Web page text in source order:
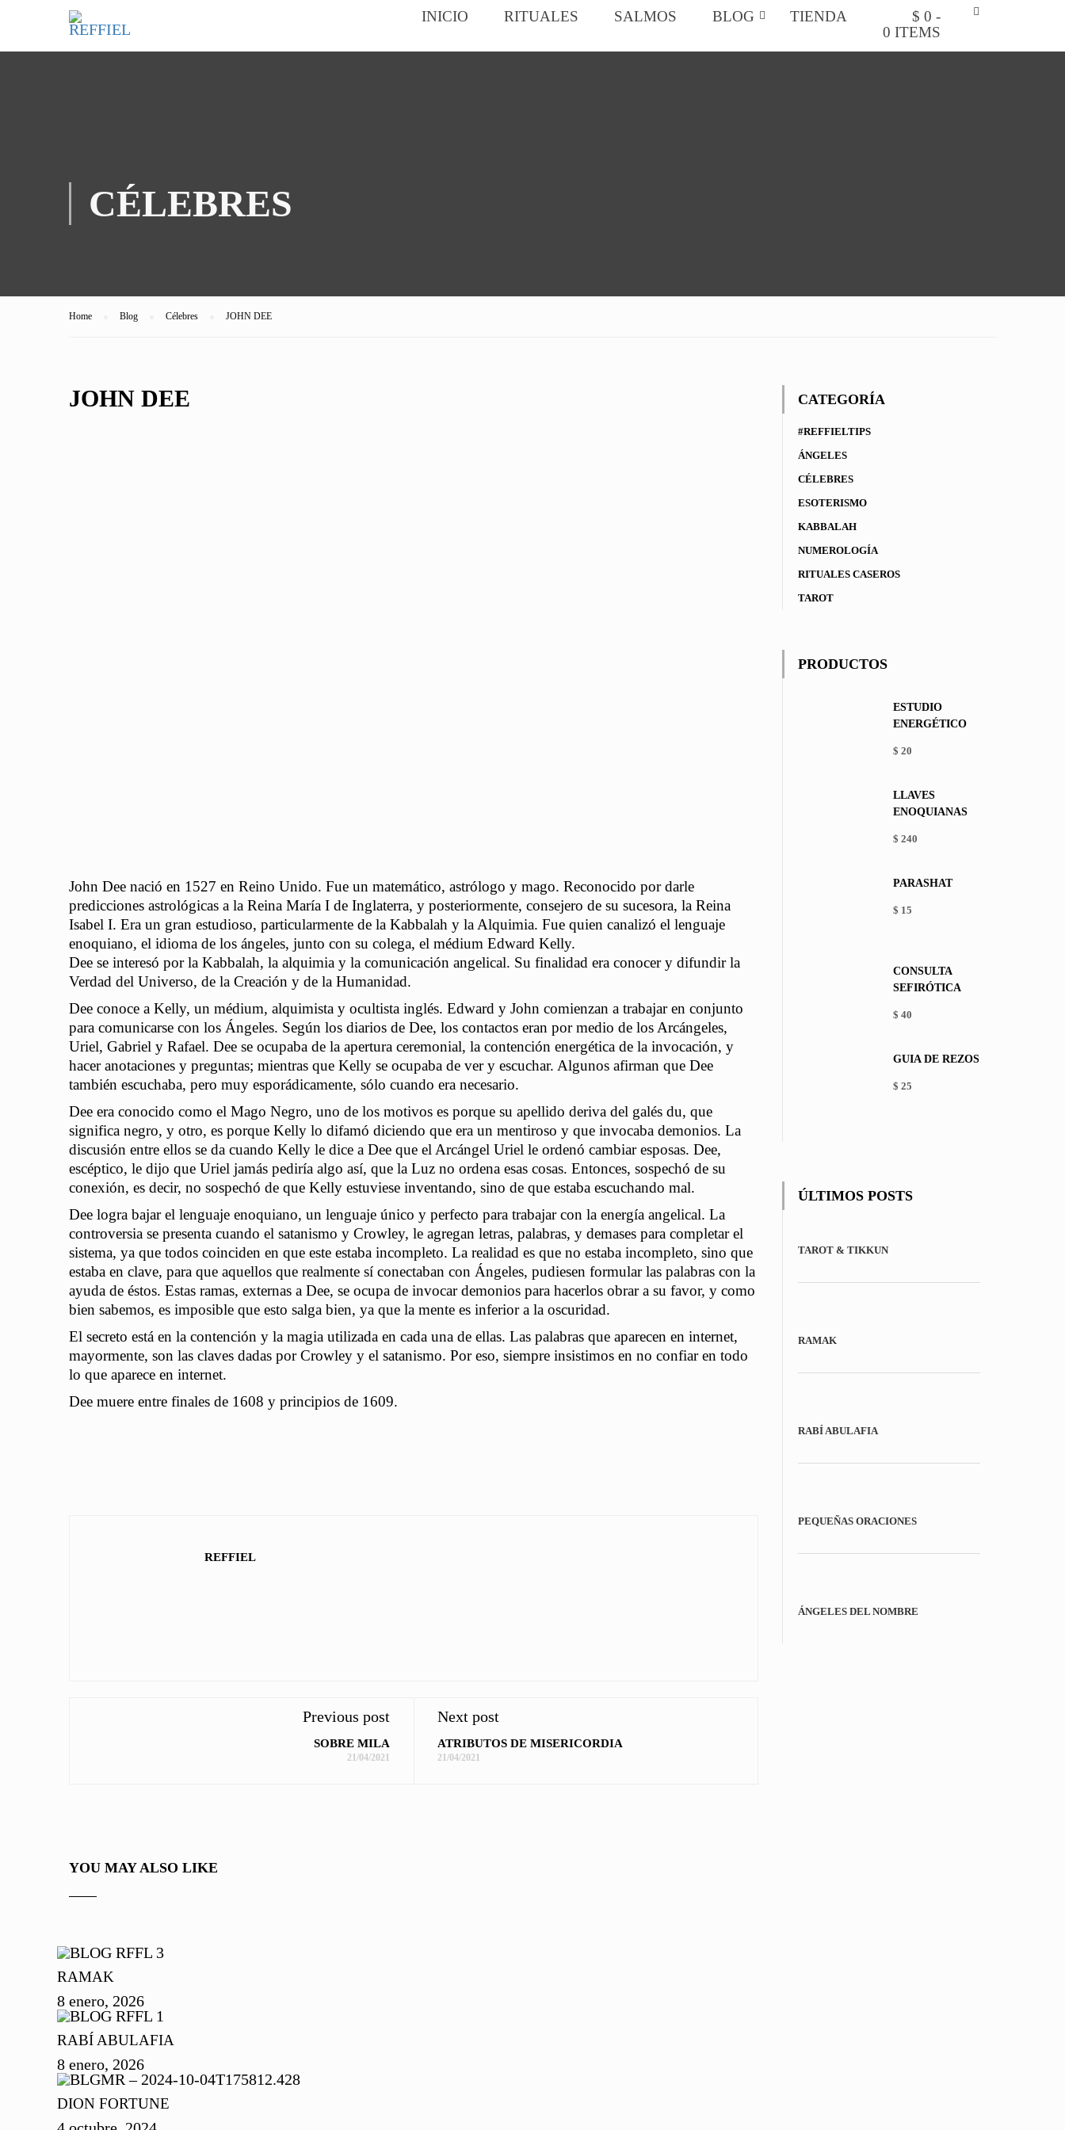
INICIO RITUALES SALMOS BLOG TIENDA
$ 0 -
0 ITEMS
CÉLEBRES
Home Blog Célebres JOHN DEE
JOHN DEE
John Dee nació en 1527 en Reino Unido. Fue un matemático, astrólogo y mago. Reconocido por darle
predicciones astrológicas a la Reina María I de Inglaterra, y posteriormente, consejero de su sucesora, la Reina
Isabel I. Era un gran estudioso, particularmente de la Kabbalah y la Alquimia. Fue quien canalizó el lenguaje
enoquiano, el idioma de los ángeles, junto con su colega, el médium Edward Kelly.
Dee se interesó por la Kabbalah, la alquimia y la comunicación angelical. Su finalidad era conocer y difundir la
Verdad del Universo, de la Creación y de la Humanidad.
Dee conoce a Kelly, un médium, alquimista y ocultista inglés. Edward y John comienzan a trabajar en conjunto
para comunicarse con los Ángeles. Según los diarios de Dee, los contactos eran por medio de los Arcángeles,
Uriel, Gabriel y Rafael. Dee se ocupaba de la apertura ceremonial, la contención energética de la invocación, y
hacer anotaciones y preguntas; mientras que Kelly se ocupaba de ver y escuchar. Algunos afirman que Dee
también escuchaba, pero muy esporádicamente, sólo cuando era necesario.
Dee era conocido como el Mago Negro, uno de los motivos es porque su apellido deriva del galés du, que
significa negro, y otro, es porque Kelly lo difamó diciendo que era un mentiroso y que invocaba demonios. La
discusión entre ellos se da cuando Kelly le dice a Dee que el Arcángel Uriel le ordenó cambiar esposas. Dee,
escéptico, le dijo que Uriel jamás pediría algo así, que la Luz no ordena esas cosas. Entonces, sospechó de su
conexión, es decir, no sospechó de que Kelly estuviese inventando, sino de que estaba escuchando mal.
Dee logra bajar el lenguaje enoquiano, un lenguaje único y perfecto para trabajar con la energía angelical. La
controversia se presenta cuando el satanismo y Crowley, le agregan letras, palabras, y demases para completar el
sistema, ya que todos coinciden en que este estaba incompleto. La realidad es que no estaba incompleto, sino que
estaba en clave, para que aquellos que realmente sí conectaban con Ángeles, pudiesen formular las palabras con la
ayuda de éstos. Estas ramas, externas a Dee, se ocupa de invocar demonios para hacerlos obrar a su favor, y como
bien sabemos, es imposible que esto salga bien, ya que la mente es inferior a la oscuridad.
El secreto está en la contención y la magia utilizada en cada una de ellas. Las palabras que aparecen en internet,
mayormente, son las claves dadas por Crowley y el satanismo. Por eso, siempre insistimos en no confiar en todo
lo que aparece en internet.
Dee muere entre finales de 1608 y principios de 1609.
REFFIEL
Previous post
SOBRE MILA
21/04/2021
Next post
ATRIBUTOS DE MISERICORDIA
21/04/2021
YOU MAY ALSO LIKE
RAMAK
8 enero, 2026
RABÍ ABULAFIA
8 enero, 2026
DION FORTUNE
CATEGORÍA
#REFFIELTIPS
ÁNGELES
CÉLEBRES
ESOTERISMO
KABBALAH
NUMEROLOGÍA
RITUALES CASEROS
TAROT
PRODUCTOS
ESTUDIO
ENERGÉTICO
$ 20
LLAVES
ENOQUIANAS
$ 240
PARASHAT
$ 15
multiple
variants.
options
be
on
CONSULTA
SEFIRÓTICA
$ 40
GUÍA DE REZOS
$ 25
ÚLTIMOS POSTS
TAROT & TIKKUN
RAMAK
RABÍ ABULAFIA
PEQUEÑAS ORACIONES
ÁNGELES DEL NOMBRE